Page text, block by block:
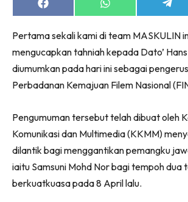
Share
on
Share
on
Share
on
Pertama sekali kami di team MASKULIN
mengucapkan tahniah kepada Dato’
diumumkan pada hari ini sebagai
Perbadanan Kemajuan Filem Nasional
Pengumuman tersebut telah dibuat oleh
Komunikasi dan Multimedia (KKMM)
dilantik bagi menggantikan pemangku
iaitu Samsuni Mohd Nor bagi tempoh dua
berkuatkuasa pada 8 April lalu.